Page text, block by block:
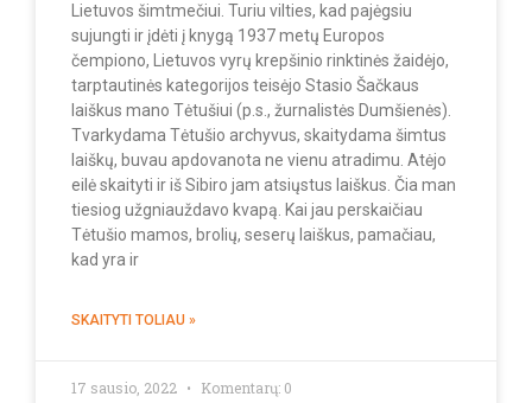
Lietuvos šimtmečiui. Turiu vilties, kad pajėgsiu
sujungti ir įdėti į knygą 1937 metų Europos
čempiono, Lietuvos vyrų krepšinio rinktinės žaidėjo,
tarptautinės kategorijos teisėjo Stasio Šačkaus
laiškus mano Tėtušiui (p.s., žurnalistės Dumšienės).
Tvarkydama Tėtušio archyvus, skaitydama šimtus
laiškų, buvau apdovanota ne vienu atradimu. Atėjo
eilė skaityti ir iš Sibiro jam atsiųstus laiškus. Čia man
tiesiog užgniauždavo kvapą. Kai jau perskaičiau
Tėtušio mamos, brolių, seserų laiškus, pamačiau,
kad yra ir
SKAITYTI TOLIAU »
17 sausio, 2022 Komentarų: 0